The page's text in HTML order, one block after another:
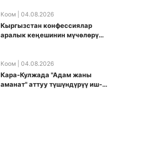
киргизди
Коом | 04.08.2026
Кыргызстан конфессиялар
аралык кеӊешинин мүчөлөрү
Коом | 04.08.2026
Кара-Кулжада "Адам жаны
аманат" аттуу түшүндүрүү иш-